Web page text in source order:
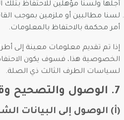
أجلها ولسنا مؤهلين للاحتفاظ بتلك
لسنا مطالبين أو ملزمين بموجب
أمر محكمة بالاحتفاظ بالمعلومات.
إذا تم تقديم معلومات معينة إلى
الخصوصية هذا، فسوف يكون
لسياسات الطرف الثالث ذي الصلة.
7. الوصول والتصحيح وقابلية النقل
(أ) الوصول إلى البيانات